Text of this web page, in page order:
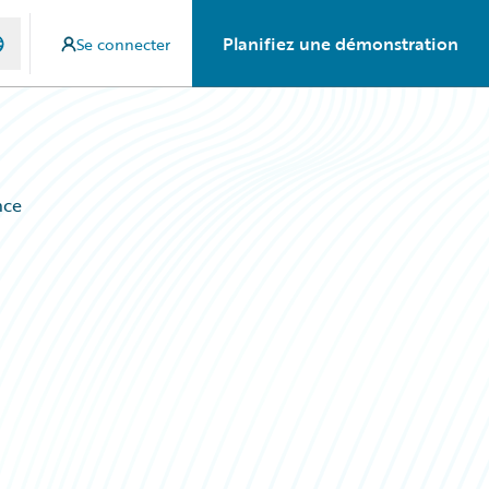
Se connecter Planifiez une démonstration